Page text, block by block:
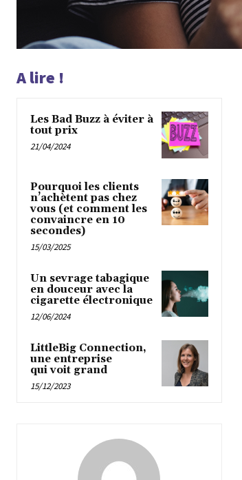
A lire !
Les Bad Buzz à éviter à
tout prix
21/04/2024
Pourquoi les clients
n’achètent pas chez
vous (et comment les
convaincre en 10
secondes)
15/03/2025
Un sevrage tabagique
en douceur avec la
cigarette électronique
12/06/2024
LittleBig Connection,
une entreprise
qui voit grand
15/12/2023